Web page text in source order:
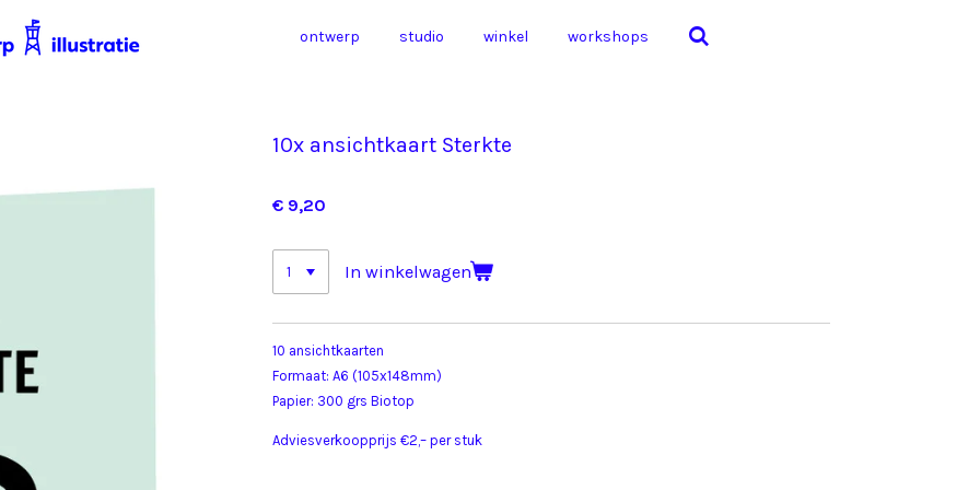
ontwerp studio winkel workshops
10x ansichtkaart Sterkte
€ 9,20
In winkelwagen
10 ansichtkaarten
Formaat: A6 (105x148mm)
Papier: 300 grs Biotop
Adviesverkoopprijs €2,– per stuk